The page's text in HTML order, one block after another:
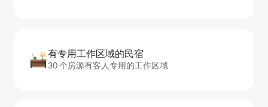
有专用工作区域的民宿
30 个房源有客人专用的工作区域